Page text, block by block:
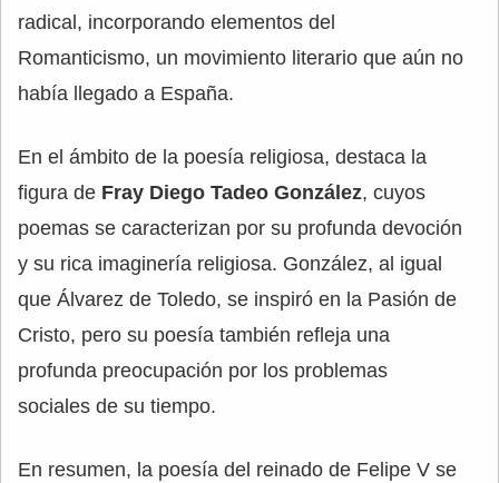
radical, incorporando elementos del
Romanticismo, un movimiento literario que aún no
había llegado a España.
En el ámbito de la poesía religiosa, destaca la
figura de Fray Diego Tadeo González, cuyos
poemas se caracterizan por su profunda devoción
y su rica imaginería religiosa. González, al igual
que Álvarez de Toledo, se inspiró en la Pasión de
Cristo, pero su poesía también refleja una
profunda preocupación por los problemas
sociales de su tiempo.
En resumen, la poesía del reinado de Felipe V se